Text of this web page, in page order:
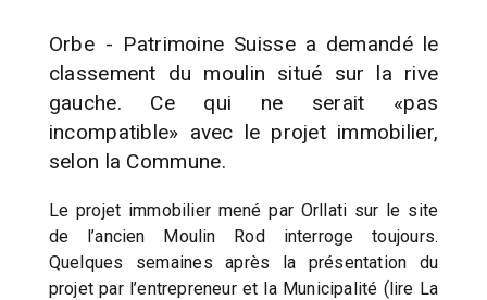
Orbe - Patrimoine Suisse a demandé le
classement du moulin situé sur la rive
gauche. Ce qui ne serait «pas
incompatible» avec le projet immobilier,
selon la Commune.
Le projet immobilier mené par Orllati sur le site
de l’ancien Moulin Rod interroge toujours.
Quelques semaines après la présentation du
projet par l’entrepreneur et la Municipalité (lire La